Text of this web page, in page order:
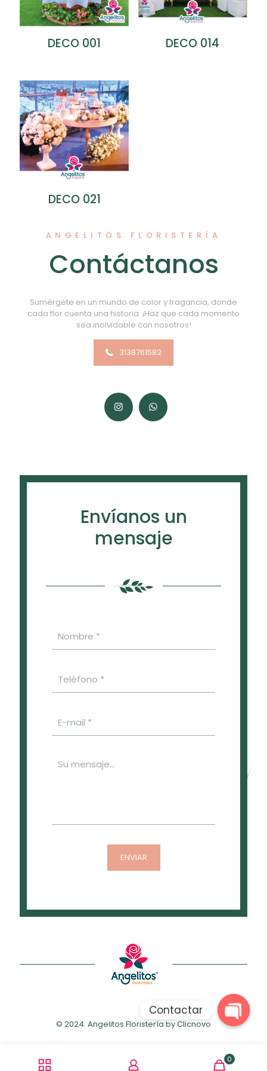
Nombre*
Correo
electrónico*
Guarda mi nombre, correo electrónico y web en este
DECO 001 DECO 014
DECO 021
ANGELITOS FLORISTERÍA
Contáctanos
Sumérgete en un mundo de color y fragancia, donde
cada flor cuenta una historia. ¡Haz que cada momento
sea inolvidable con nosotros!
3138761582
Envíanos un
mensaje
© 2024. Angelitos Floristería byClicnovo
0
Contactar
Open